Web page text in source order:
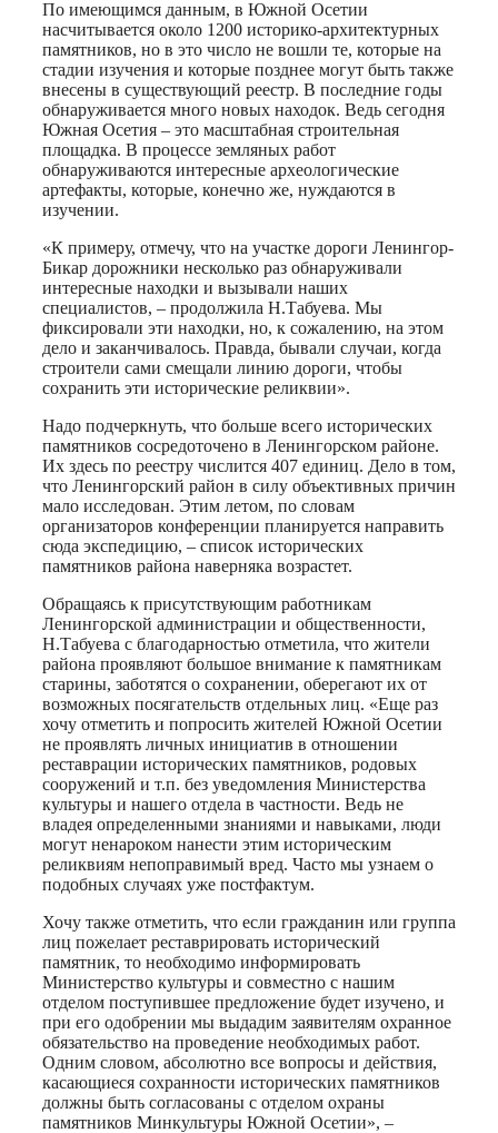
По имеющимся данным, в Южной Осетии
насчитывается около 1200 историко-архитектурных
памятников, но в это число не вошли те, которые на
стадии изучения и которые позднее могут быть также
внесены в существующий реестр. В последние годы
обнаруживается много новых находок. Ведь сегодня
Южная Осетия – это масштабная строительная
площадка. В процессе земляных работ
обнаруживаются интересные археологические
артефакты, которые, конечно же, нуждаются в
изучении.
«К примеру, отмечу, что на участке дороги Ленингор-
Бикар дорожники несколько раз обнаруживали
интересные находки и вызывали наших
специалистов, – продолжила Н.Табуева. Мы
фиксировали эти находки, но, к сожалению, на этом
дело и заканчивалось. Правда, бывали случаи, когда
строители сами смещали линию дороги, чтобы
сохранить эти исторические реликвии».
Надо подчеркнуть, что больше всего исторических
памятников сосредоточено в Ленингорском районе.
Их здесь по реестру числится 407 единиц. Дело в том,
что Ленингорский район в силу объективных причин
мало исследован. Этим летом, по словам
организаторов конференции планируется направить
сюда экспедицию, – список исторических
памятников района наверняка возрастет.
Обращаясь к присутствующим работникам
Ленингорской администрации и общественности,
Н.Табуева с благодарностью отметила, что жители
района проявляют большое внимание к памятникам
старины, заботятся о сохранении, оберегают их от
возможных посягательств отдельных лиц. «Еще раз
хочу отметить и попросить жителей Южной Осетии
не проявлять личных инициатив в отношении
реставрации исторических памятников, родовых
сооружений и т.п. без уведомления Министерства
культуры и нашего отдела в частности. Ведь не
владея определенными знаниями и навыками, люди
могут ненароком нанести этим историческим
реликвиям непоправимый вред. Часто мы узнаем о
подобных случаях уже постфактум.
Хочу также отметить, что если гражданин или группа
лиц пожелает реставрировать исторический
памятник, то необходимо информировать
Министерство культуры и совместно с нашим
отделом поступившее предложение будет изучено, и
при его одобрении мы выдадим заявителям охранное
обязательство на проведение необходимых работ.
Одним словом, абсолютно все вопросы и действия,
касающиеся сохранности исторических памятников
должны быть согласованы с отделом охраны
памятников Минкультуры Южной Осетии», –